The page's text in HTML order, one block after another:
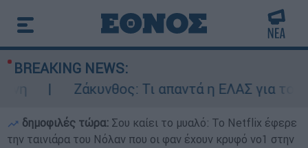
BREAKING NEWS:
Ζάκυνθος: Τι απαντά η ΕΛΑΣ για τους 8
δημοφιλές τώρα: Σου καίει το μυαλό: Το Netflix έφερε
την ταινιάρα του Νόλαν που οι φαν έχουν κρυφό νο1 στην